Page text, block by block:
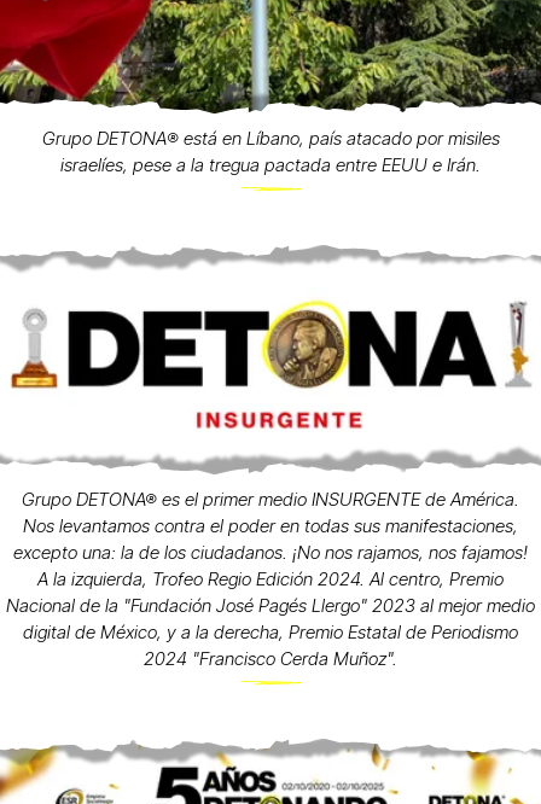
Grupo DETONA®️ está en Líbano, país atacado por misiles
israelíes, pese a la tregua pactada entre EEUU e Irán.
Grupo DETONA® es el primer medio INSURGENTE de América.
Nos levantamos contra el poder en todas sus manifestaciones,
excepto una: la de los ciudadanos. ¡No nos rajamos, nos fajamos!
A la izquierda, Trofeo Regio Edición 2024. Al centro, Premio
Nacional de la "Fundación José Pagés Llergo" 2023 al mejor medio
digital de México, y a la derecha, Premio Estatal de Periodismo
2024 "Francisco Cerda Muñoz".